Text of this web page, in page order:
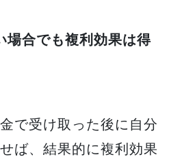
合でも複利効果は得
で受け取った後に自分
ば、結果的に複利効果